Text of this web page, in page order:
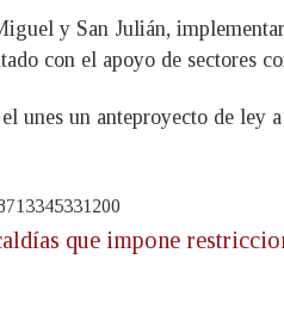
y San Julián,
con el apoyo de sectores
unes un anteproyecto de ley
que impone